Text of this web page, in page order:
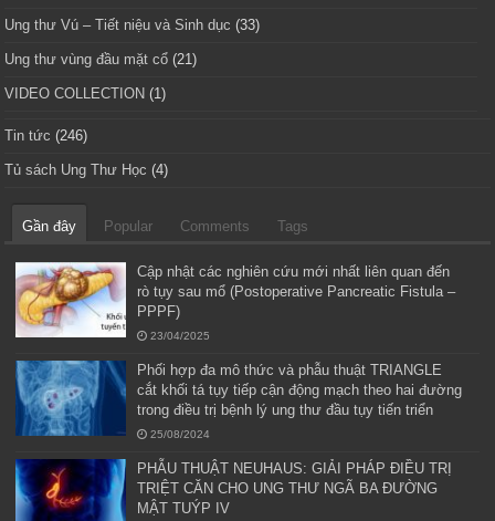
Ung thư Vú – Tiết niệu và Sinh dục (33)
Ung thư vùng đầu mặt cổ (21)
VIDEO COLLECTION (1)
Tin tức (246)
Tủ sách Ung Thư Học (4)
Gần đây Popular Comments Tags
Cập nhật các nghiên cứu mới nhất liên quan đến
rò tụy sau mổ (Postoperative Pancreatic Fistula –
PPPF)
23/04/2025
Phối hợp đa mô thức và phẫu thuật TRIANGLE
cắt khối tá tụy tiếp cận động mạch theo hai đường
trong điều trị bệnh lý ung thư đầu tụy tiến triển
25/08/2024
PHẪU THUẬT NEUHAUS: GIẢI PHÁP ĐIỀU TRỊ
TRIỆT CĂN CHO UNG THƯ NGÃ BA ĐƯỜNG
MẬT TUÝP IV